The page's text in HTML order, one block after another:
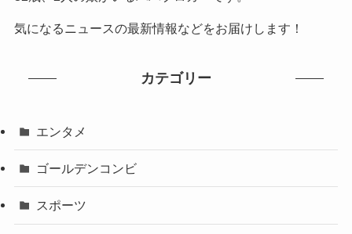
気になるニュースの最新情報などをお届けします！
カテゴリー
エンタメ
ゴールデンコンビ
スポーツ